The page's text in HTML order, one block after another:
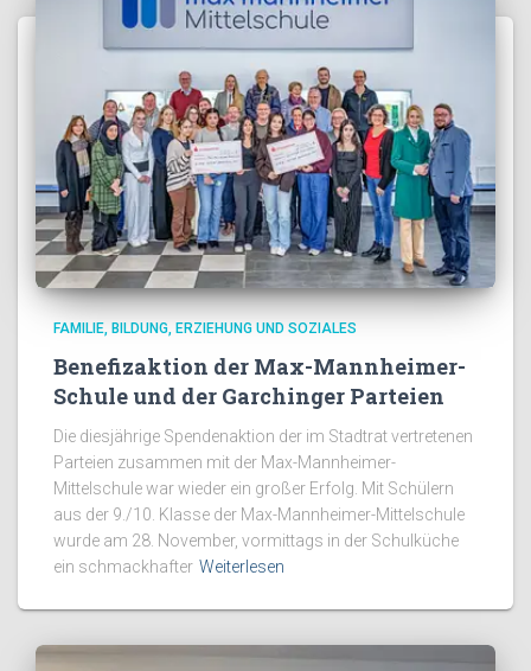
FAMILIE, BILDUNG, ERZIEHUNG UND SOZIALES
Benefizaktion der Max-Mannheimer-
Schule und der Garchinger Parteien
Die diesjährige Spendenaktion der im Stadtrat vertretenen
Parteien zusammen mit der Max-Mannheimer-
Mittelschule war wieder ein großer Erfolg. Mit Schülern
aus der 9./10. Klasse der Max-Mannheimer-Mittelschule
wurde am 28. November, vormittags in der Schulküche
ein schmackhafter Weiterlesen